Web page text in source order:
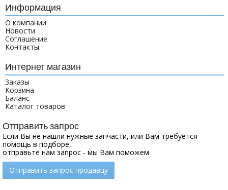
Информация
О компании
Новости
Соглашение
Контакты
Интернет магазин
Заказы
Корзина
Баланс
Каталог товаров
Отправить запрос
Если Вы не нашли нужные запчасти, или Вам требуется
помощь в подборе,
отправьте нам запрос - мы Вам поможем
Отправить запрос продавцу